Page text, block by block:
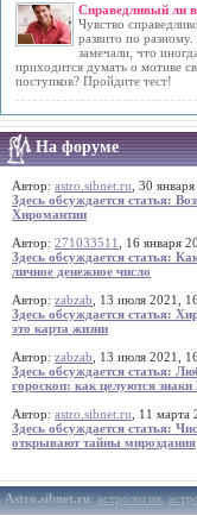
Справедливый ли
Чувство
развито по
замечали, что
приходится думать о мотиве
поступков? Пройдите тест!
На форуме
Автор: astro.sibnet.ru , 30
Здесь обсуждается статья:
Хиромантии
Автор: 271033511
, 16 января
Здесь обсуждается статья:
личное денежное число
Автор: zabzab , 13 июля 2021,
Здесь обсуждается статья:
это карта жизни
Автор: zabzab , 13 июля 2021,
Здесь обсуждается статья:
гороскоп: как целуются знаки
Автор: astro.sibnet.ru , 11 марта
Здесь обсуждается статья:
открывают тайны мироздания
Astro.sibnet.ru:астрология,